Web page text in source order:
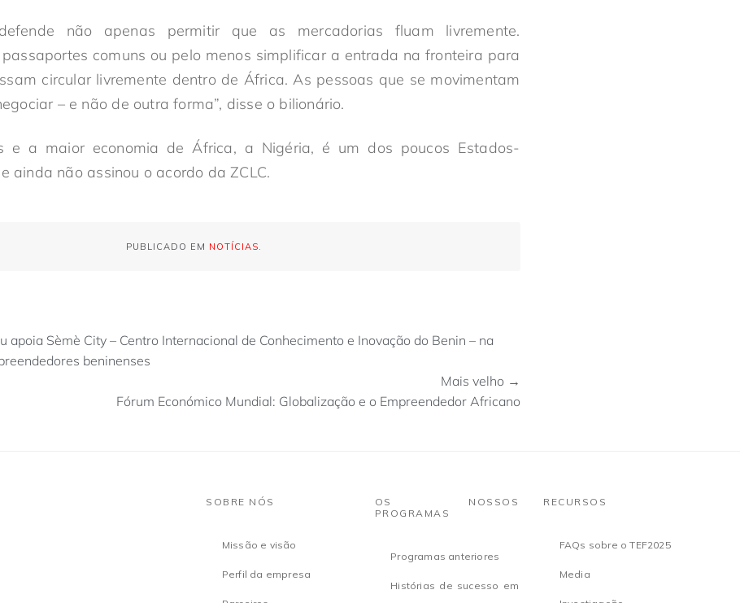
não apenas permitir que as mercadorias fluam livremente.
passaportes comuns ou pelo menos simplificar a entrada na fronteira para
circular livremente dentro de África. As pessoas que se movimentam
– e não de outra forma”, disse o bilionário.
e a maior economia de África, a Nigéria, é um dos poucos Estados-
ainda não assinou o acordo da ZCLC.
PUBLICADO EM NOTÍCIAS.
apoia Sèmè City – Centro Internacional de Conhecimento e Inovação do Benin – na
beninenses
Mais velho →
Fórum Económico Mundial: Globalização e o Empreendedor Africano
SOBRE NÓS
Missão e visão
Perfil da empresa
OS NOSSOS
PROGRAMAS
Programas anteriores
Histórias de sucesso em
RECURSOS
FAQs sobre o TEF2025
Media